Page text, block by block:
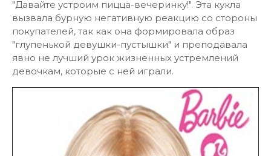
"Давайте устроим пицца-вечеринку!". Эта кукла
вызвала бурную негативную реакцию со стороны
покупателей, так как она формировала образ
"глупенькой девушки-пустышки" и преподавала
явно не лучший урок жизненных устремлений
девочкам, которые с ней играли.